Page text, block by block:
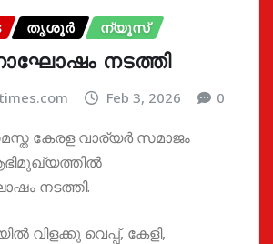
തൃശൂർ ന്യൂസ്
നടത്തി
Feb 3, 2026 0
കേരള വാര്യർ സമാജം
നടത്തി.
വിളക്കു വെപ്പ്, കേളി,